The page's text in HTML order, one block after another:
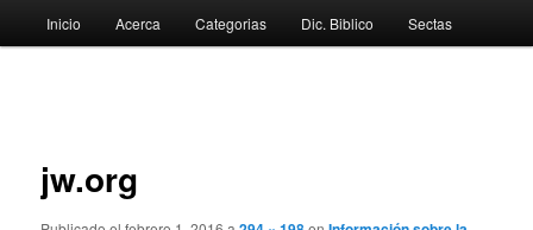
principal
Inicio Acerca Categorias Dic. Biblico Sectas
jw.org